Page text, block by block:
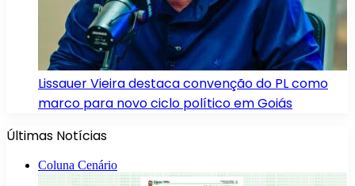
Lissauer Vieira destaca convenção do PL como
marco para novo ciclo político em Goiás
Últimas Notícias
Coluna Cenário